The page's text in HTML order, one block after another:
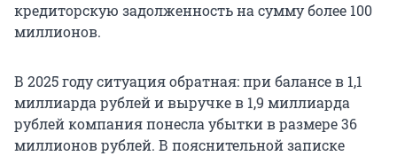
кредиторскую задолженность на сумму более 100
миллионов.
В 2025 году ситуация обратная: при балансе в 1,1
миллиарда рублей и выручке в 1,9 миллиарда
рублей компания понесла убытки в размере 36
миллионов рублей. В пояснительной записке